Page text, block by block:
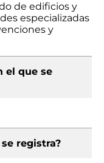
de edificios y
especializadas
y
el que se
registra?